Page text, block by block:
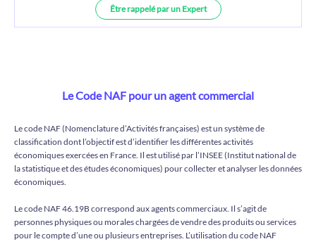
Être rappelé par un Expert
Le Code NAF pour un agent commercial
Le code NAF (Nomenclature d’Activités françaises) est un système de
classification dont l’objectif est d’identifier les différentes activités
économiques exercées en France. Il est utilisé par l’INSEE (Institut national de
la statistique et des études économiques) pour collecter et analyser les données
économiques.
Le code NAF 46.19B correspond aux agents commerciaux. Il s’agit de
personnes physiques ou morales chargées de vendre des produits ou services
pour le compte d’une ou plusieurs entreprises. L’utilisation du code NAF